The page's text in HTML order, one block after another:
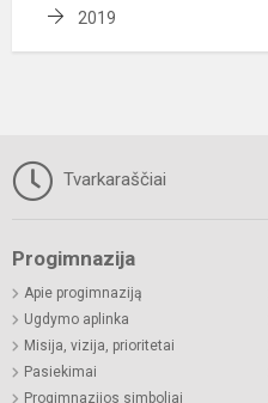
2019
Tvarkaraščiai
Progimnazija
Apie progimnaziją
Ugdymo aplinka
Misija, vizija, prioritetai
Pasiekimai
Progimnazijos simboliai